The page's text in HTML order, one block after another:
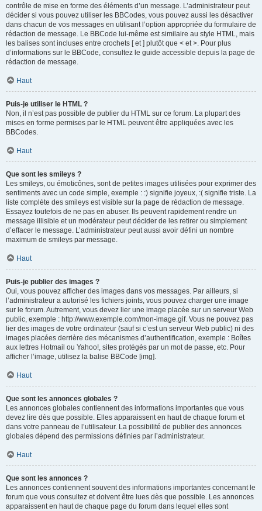
contrôle de mise en forme des éléments d’un message. L’administrateur peut
décider si vous pouvez utiliser les BBCodes, vous pouvez aussi les désactiver
dans chacun de vos messages en utilisant l’option appropriée du formulaire de
rédaction de message. Le BBCode lui-même est similaire au style HTML, mais
les balises sont incluses entre crochets [ et ] plutôt que < et >. Pour plus
d’informations sur le BBCode, consultez le guide accessible depuis la page de
rédaction de message.
Haut
Puis-je utiliser le HTML ?
Non, il n’est pas possible de publier du HTML sur ce forum. La plupart des
mises en forme permises par le HTML peuvent être appliquées avec les
BBCodes.
Haut
Que sont les smileys ?
Les smileys, ou émoticônes, sont de petites images utilisées pour exprimer des
sentiments avec un code simple, exemple : :) signifie joyeux, :( signifie triste. La
liste complète des smileys est visible sur la page de rédaction de message.
Essayez toutefois de ne pas en abuser. Ils peuvent rapidement rendre un
message illisible et un modérateur peut décider de les retirer ou simplement
d’effacer le message. L’administrateur peut aussi avoir défini un nombre
maximum de smileys par message.
Haut
Puis-je publier des images ?
Oui, vous pouvez afficher des images dans vos messages. Par ailleurs, si
l’administrateur a autorisé les fichiers joints, vous pouvez charger une image
sur le forum. Autrement, vous devez lier une image placée sur un serveur Web
public, exemple : http://www.exemple.com/mon-image.gif. Vous ne pouvez pas
lier des images de votre ordinateur (sauf si c’est un serveur Web public) ni des
images placées derrière des mécanismes d’authentification, exemple : Boîtes
aux lettres Hotmail ou Yahoo!, sites protégés par un mot de passe, etc. Pour
afficher l’image, utilisez la balise BBCode [img].
Haut
Que sont les annonces globales ?
Les annonces globales contiennent des informations importantes que vous
devez lire dès que possible. Elles apparaissent en haut de chaque forum et
dans votre panneau de l’utilisateur. La possibilité de publier des annonces
globales dépend des permissions définies par l’administrateur.
Haut
Que sont les annonces ?
Les annonces contiennent souvent des informations importantes concernant le
forum que vous consultez et doivent être lues dès que possible. Les annonces
apparaissent en haut de chaque page du forum dans lequel elles sont